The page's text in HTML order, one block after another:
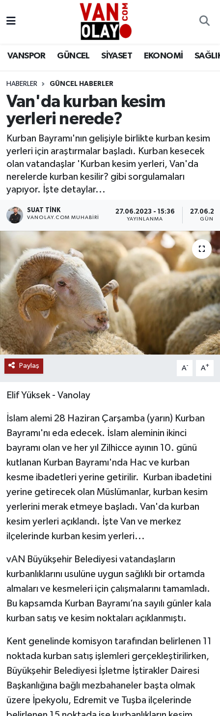
VANSPOR GÜNCEL SİYASET EKONOMİ
HABERLER GÜNCEL HABERLER
Van'da kurban kesim
yerleri nerede?
Kurban Bayramı'nın gelişiyle birlikte kurban kesim
yerleri için araştırmalar başladı. Kurban kesecek
olan vatandaşlar 'Kurban kesim yerleri, Van'da
nerelerde kurban kesilir? gibi sorgulamaları
yapıyor. İşte detaylar...
SUAT TINK
VANOLAY.COM MUHABIRI
27.06.2023 - 15:36
YAYINLANMA
Paylaş A- A+
Elif Yüksek - Vanolay
İslam alemi 28 Haziran Çarşamba (yarın) Kurban
Bayramı'nı eda edecek. İslam aleminin ikinci
bayramı olan ve her yıl Zilhicce ayının 10. günü
kutlanan Kurban Bayramı'nda Hac ve kurban
kesme ibadetleri yerine getirilir. Kurban ibadetini
yerine getirecek olan Müslümanlar, kurban kesim
yerlerini merak etmeye başladı. Van'da kurban
kesim yerleri açıklandı. İşte Van ve merkez
ilçelerinde kurban kesim yerleri...
vAN Büyükşehir Belediyesi vatandaşların
kurbanlıklarını usulüne uygun sağlıklı bir ortamda
almaları ve kesmeleri için çalışmalarını tamamladı.
Bu kapsamda Kurban Bayramı’na sayılı günler kala
kurban satış ve kesim noktaları açıklanmıştı.
Kent genelinde komisyon tarafından belirlenen 11
noktada kurban satış işlemleri gerçekleştirilirken,
Büyükşehir Belediyesi İşletme İştirakler Dairesi
Başkanlığına bağlı mezbahaneler başta olmak
üzere İpekyolu, Edremit ve Tuşba ilçelerinde
Siyaset
Ekonomi
Sağlık
Eğitim
Bilim & Teknoloji
Dünya
RESMİ İLANLAR
Van Nöbetçi Eczaneler
Van Namaz Vakitleri
Van Trafik Yoğunluk Haritası
Süper Lig Puan Durumu ve Fikstür
Tüm Manşetler
Son Dakika Haberleri
Haber Arşivi